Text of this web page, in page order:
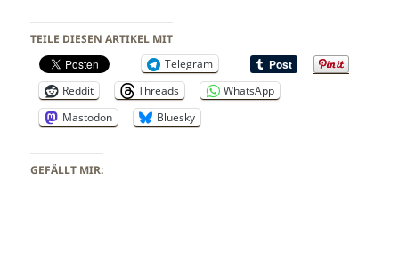
TEILE DIESEN ARTIKEL MIT
Telegram
Reddit
Threads
WhatsApp
Mastodon
Bluesky
GEFÄLLT MIR: